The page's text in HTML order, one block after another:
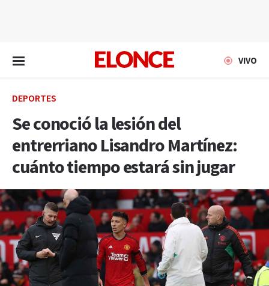
VIVO
DEPORTES
Se conoció la lesión del
entrerriano Lisandro Martínez:
cuánto tiempo estará sin jugar